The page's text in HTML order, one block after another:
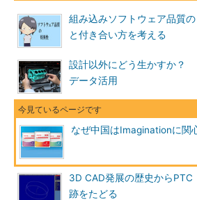
組み込みソフトウェア品質
と付き合い方を考える
設計以外にどう生かすか？
データ活用
なぜ中国はImaginationに関
3D CAD発展の歴史からPTC
跡をたどる